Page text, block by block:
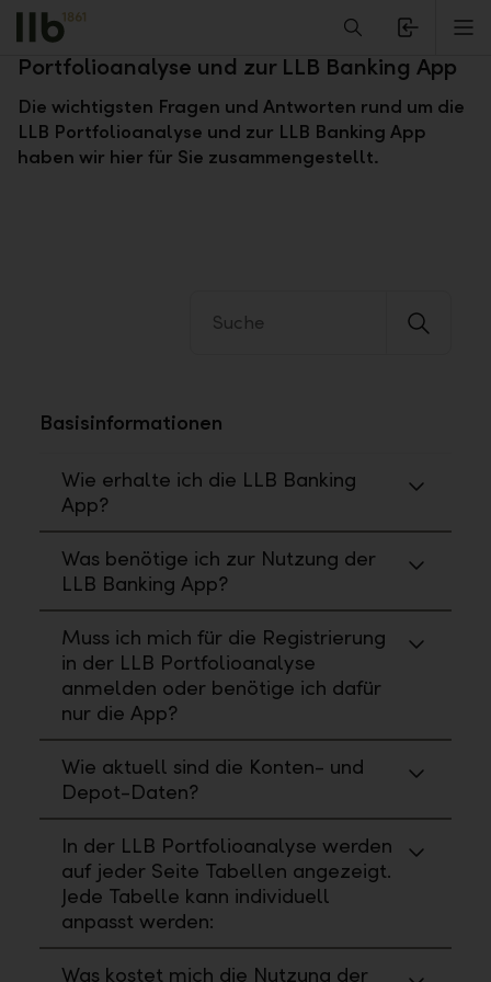
Alerts.Headline
Fragen und Antworten zur LLB
Portfolioanalyse und zur LLB Banking App
Die wichtigsten Fragen und Antworten rund um die
LLB Portfolioanalyse und zur LLB Banking App
haben wir hier für Sie zusammengestellt.
Basisinformationen
Wie erhalte ich die LLB Banking
App?
Was benötige ich zur Nutzung der
LLB Banking App?
Muss ich mich für die Registrierung
in der LLB Portfolioanalyse
anmelden oder benötige ich dafür
nur die App?
Wie aktuell sind die Konten- und
Depot-Daten?
In der LLB Portfolioanalyse werden
auf jeder Seite Tabellen angezeigt.
Jede Tabelle kann individuell
anpasst werden:
Was kostet mich die Nutzung der